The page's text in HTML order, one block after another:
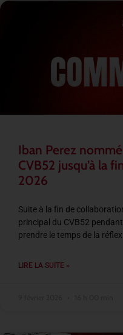
Iban Perez
CVB52 jusqu’à la
2026
Suite à la fin de
principal du CVB52
prendre le temps de la
LIRE LA SUITE »